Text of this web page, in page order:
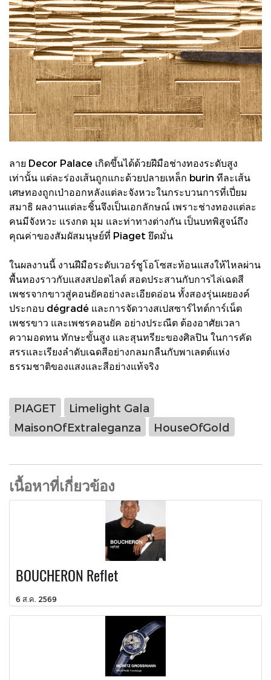
ลาย Decor Palace เกิดขึ้นได้ด้วยฝีมือช่างทองระดับสูง
เท่านั้น แต่ละร่องเส้นถูกแกะด้วยปลายเหล็ก burin ทีละเส้น
เศษทองถูกเป่าออกหลังแต่ละจังหวะในกระบวนการที่เปี่ยม
สมาธิ ผลงานแต่ละชิ้นจึงเป็นเอกลักษณ์ เพราะช่างทองแต่ละ
คนมีจังหวะ แรงกด มุม และท่าทางต่างกัน เป็นบทพิสูจน์ถึง
คุณค่าของสัมผัสมนุษย์ที่ Piaget ยึดมั่น
ในผลงานนี้ งานฝีมือระดับเวอร์ชูโอโซสะท้อนแสงให้ไหลผ่าน
พื้นทองราวกับแสงสปอตไลต์ สอดประสานกับการไล่เฉดสี
เพชรจากขาวสู่คอนยัคอย่างละเอียดอ่อน ทั้งสองรุ่นเผยองค์
ประกอบ dégradé และการจัดวางสเปสซาร์ไทต์การ์เน็ต
เพชรขาว และเพชรคอนยัค อย่างประณีต ต้องอาศัยเวลา
ความอดทน ทักษะขั้นสูง และสุนทรียะของศิลปิน ในการคัด
สรรและเรียงลำดับเฉดสีอย่างกลมกลืนกับพาเลตต์แห่ง
ธรรมชาติของแสงและสีอย่างแท้จริง
PIAGET
Limelight Gala
MaisonOfExtraleganza
HouseOfGold
เนื้อหาที่เกี่ยวข้อง
BOUCHERON Reflet
6 ส.ค. 2569